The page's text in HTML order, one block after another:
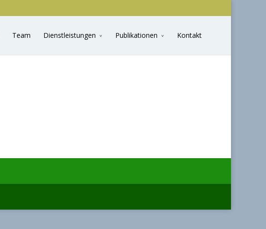
Team Dienstleistungen Publikationen Kontakt